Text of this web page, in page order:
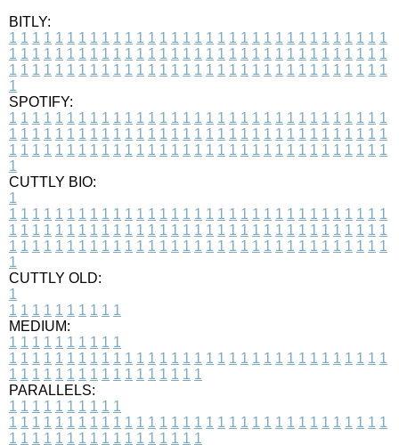
BITLY:
1 1 1 1 1 1 1 1 1 1 1 1 1 1 1 1 1 1 1 1 1 1 1 1 1 1 1 1 1 1 1 1 1
1 1 1 1 1 1 1 1 1 1 1 1 1 1 1 1 1 1 1 1 1 1 1 1 1 1 1 1 1 1 1 1 1
1 1 1 1 1 1 1 1 1 1 1 1 1 1 1 1 1 1 1 1 1 1 1 1 1 1 1 1 1 1 1 1 1
1
SPOTIFY:
1 1 1 1 1 1 1 1 1 1 1 1 1 1 1 1 1 1 1 1 1 1 1 1 1 1 1 1 1 1 1 1 1
1 1 1 1 1 1 1 1 1 1 1 1 1 1 1 1 1 1 1 1 1 1 1 1 1 1 1 1 1 1 1 1 1
1 1 1 1 1 1 1 1 1 1 1 1 1 1 1 1 1 1 1 1 1 1 1 1 1 1 1 1 1 1 1 1 1
1
CUTTLY BIO:
1
1 1 1 1 1 1 1 1 1 1 1 1 1 1 1 1 1 1 1 1 1 1 1 1 1 1 1 1 1 1 1 1 1
1 1 1 1 1 1 1 1 1 1 1 1 1 1 1 1 1 1 1 1 1 1 1 1 1 1 1 1 1 1 1 1 1
1 1 1 1 1 1 1 1 1 1 1 1 1 1 1 1 1 1 1 1 1 1 1 1 1 1 1 1 1 1 1 1 1
1
CUTTLY OLD:
1
1 1 1 1 1 1 1 1 1 1
MEDIUM:
1 1 1 1 1 1 1 1 1 1
1 1 1 1 1 1 1 1 1 1 1 1 1 1 1 1 1 1 1 1 1 1 1 1 1 1 1 1 1 1 1 1 1
1 1 1 1 1 1 1 1 1 1 1 1 1 1 1 1 1
PARALLELS:
1 1 1 1 1 1 1 1 1 1
1 1 1 1 1 1 1 1 1 1 1 1 1 1 1 1 1 1 1 1 1 1 1 1 1 1 1 1 1 1 1 1 1
1 1 1 1 1 1 1 1 1 1 1 1 1 1 1 1 1